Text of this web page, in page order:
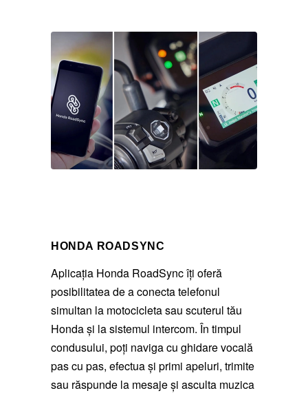
HONDA ROADSYNC
Aplicația Honda RoadSync îți oferă
posibilitatea de a conecta telefonul
simultan la motocicleta sau scuterul tău
Honda și la sistemul intercom. În timpul
condusului, poți naviga cu ghidare vocală
pas cu pas, efectua și primi apeluri, trimite
sau răspunde la mesaje și asculta muzica